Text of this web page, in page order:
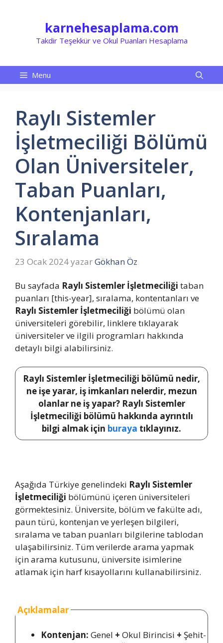
karnehesaplama.com
Takdir Teşekkür ve Okul Puanları Hesaplama
Menu
Raylı Sistemler
İşletmeciliği Bölümü
Olan Üniversiteler,
Taban Puanları,
Kontenjanları,
Sıralama
23 Ocak 2024yazarGökhan Öz
Bu sayfada Raylı Sistemler İşletmeciliği taban
puanları [this-year], sıralama, kontentanları ve
Raylı Sistemler İşletmeciliği bölümü olan
üniversiteleri görebilir, linklere tıklayarak
üniversiteler ve ilgili programları hakkında
detaylı bilgi alabilirsiniz.
Raylı Sistemler İşletmeciliği bölümü nedir,
ne işe yarar, iş imkanları nelerdir, mezun
olanlar ne iş yapar? Raylı Sistemler
İşletmeciliği bölümü hakkında ayrıntılı
bilgi almak için buraya tıklayınız.
Aşağıda Türkiye genelindeki Raylı Sistemler
İşletmeciliği bölümünü içeren üniversiteleri
görmektesiniz. Üniversite, bölüm ve fakülte adı,
paun türü, kontenjan ve yerleşen bilgileri,
sıralama ve taban puanları bilgilerine tablodan
ulaşabilirsiniz. Tüm verilerde arama yapmak
için arama kutusunu, üniversite isimlerine
atlamak için harf kısayollarını kullanabilirsiniz.
Açıklamalar
Kontenjan: Genel + Okul Birincisi + Şehit-